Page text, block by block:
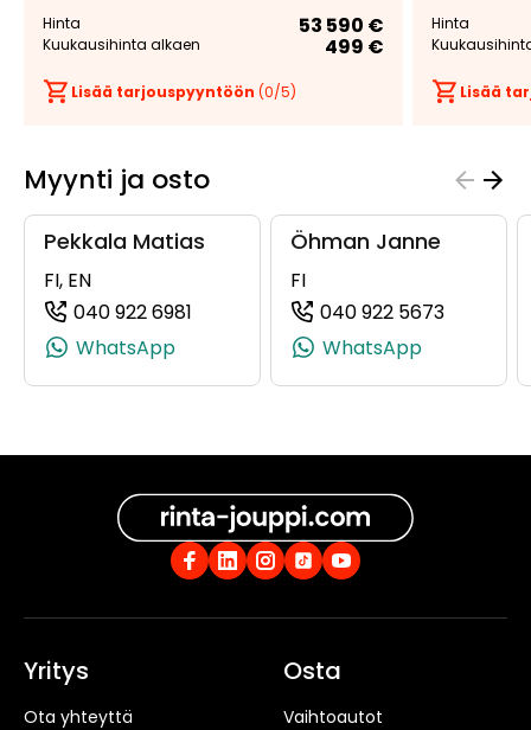
Hinta 53 590 €
Kuukausihinta alkaen 499 €
Lisää tarjouspyyntöön (0/5)
Hinta
Lisää
Myynti ja osto
Pekkala Matias
FI, EN
040 922 6981
(+358409226981, 0409226981, +358
WhatsApp
Öhman Janne
FI
040 922 5673
WhatsApp
Yritys
Ota yhteyttä
Osta
Vaihtoautot